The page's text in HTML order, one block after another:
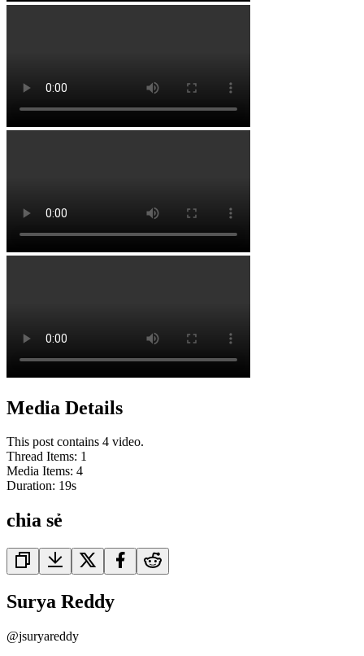
Media Details
This post contains 4 video.
Thread Items: 1
Media Items: 4
Duration: 19s
chia sẻ
Surya Reddy
@jsuryareddy